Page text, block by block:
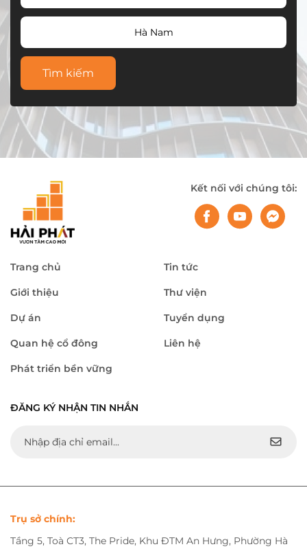
Hà Nam
Tìm kiếm
Kết nối với chúng tôi:
Trang chủ
Giới thiệu
Dự án
Quan hệ cổ đông
Phát triển bền vững
Tin tức
Thư viện
Tuyển dụng
Liên hệ
ĐĂNG KÝ NHẬN TIN NHẮN
Trụ sở chính:
Tầng 5, Toà CT3, The Pride, Khu ĐTM An Hưng, Phường Hà